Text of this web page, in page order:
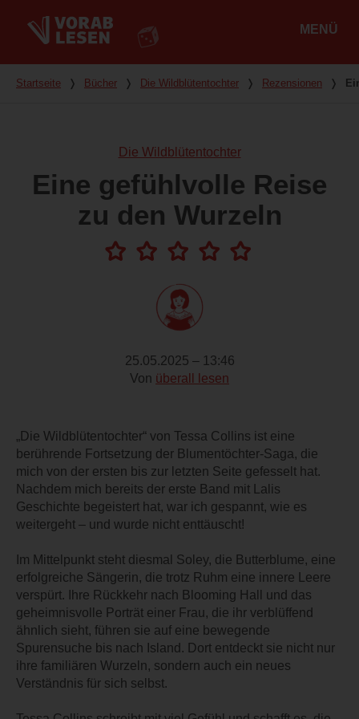
MENÜ
Du bist hier
Startseite ❭ Bücher ❭ Die Wildblütentochter ❭ Rezensionen ❭
Die Wildblütentochter
Eine gefühlvolle Reise
zu den Wurzeln
25.05.2025 – 13:46
Von überall lesen
„Die Wildblütentochter“ von Tessa Collins ist eine
berührende Fortsetzung der Blumentöchter-Saga, die
mich von der ersten bis zur letzten Seite gefesselt hat.
Nachdem mich bereits der erste Band mit Lalis
Geschichte begeistert hat, war ich gespannt, wie es
weitergeht – und wurde nicht enttäuscht!
Im Mittelpunkt steht diesmal Soley, die Butterblume, eine
erfolgreiche Sängerin, die trotz Ruhm eine innere Leere
verspürt. Ihre Rückkehr nach Blooming Hall und das
geheimnisvolle Porträt einer Frau, die ihr verblüffend
ähnlich sieht, führen sie auf eine bewegende
Spurensuche bis nach Island. Dort entdeckt sie nicht nur
ihre familiären Wurzeln, sondern auch ein neues
Verständnis für sich selbst.